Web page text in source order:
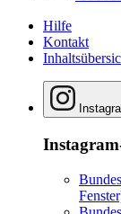
Hilfe
Kontakt